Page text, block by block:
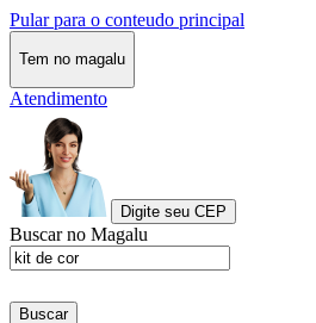
Pular para o conteudo principal
Tem no magalu
Atendimento
Digite seu CEP
Buscar no Magalu
Buscar